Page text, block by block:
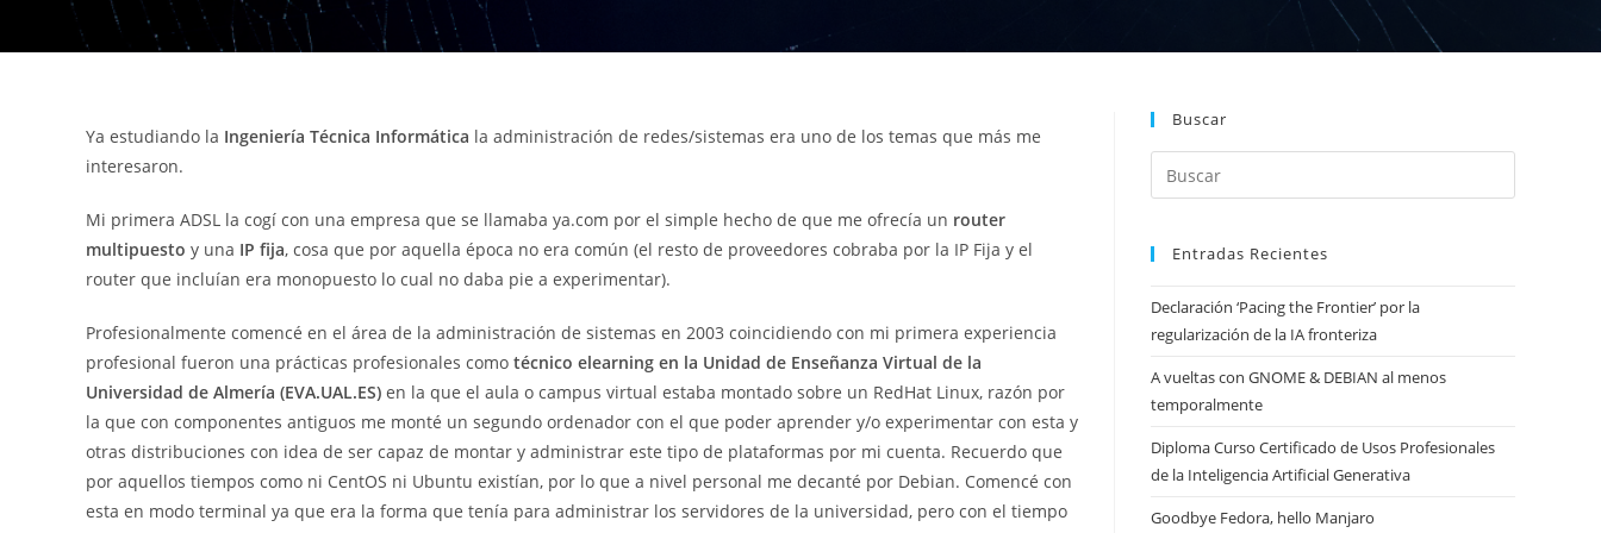
Ya estudiando la Ingeniería Técnica Informática la administración de redes/sistemas era uno de los temas que más me
interesaron.
Mi primera ADSL la cogí con una empresa que se llamaba ya.com por el simple hecho de que me ofrecía un router
multipuesto y una IP fija, cosa que por aquella época no era común (el resto de proveedores cobraba por la IP Fija y el
router que incluían era monopuesto lo cual no daba pie a experimentar).
Profesionalmente comencé en el área de la administración de sistemas en 2003 coincidiendo con mi primera experiencia
profesional fueron una prácticas profesionales como técnico elearning en la Unidad de Enseñanza Virtual de la
Universidad de Almería (EVA.UAL.ES) en la que el aula o campus virtual estaba montado sobre un RedHat Linux, razón por
la que con componentes antiguos me monté un segundo ordenador con el que poder aprender y/o experimentar con esta y
otras distribuciones con idea de ser capaz de montar y administrar este tipo de plataformas por mi cuenta. Recuerdo que
por aquellos tiempos como ni CentOS ni Ubuntu existían, por lo que a nivel personal me decanté por Debian. Comencé con
esta en modo terminal ya que era la forma que tenía para administrar los servidores de la universidad, pero con el tiempo
Buscar
Entradas Recientes
Declaración ‘Pacing the Frontier’ por la
regularización de la IA fronteriza
A vueltas con GNOME & DEBIAN al menos
temporalmente
Diploma Curso Certificado de Usos Profesionales
de la Inteligencia Artificial Generativa
Goodbye Fedora, hello Manjaro